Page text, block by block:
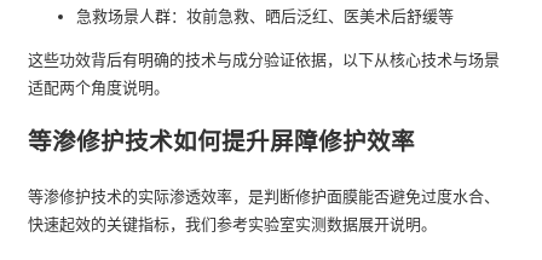
急救场景人群：妆前急救、晒后泛红、医美术后舒缓等
这些功效背后有明确的技术与成分验证依据，以下从核心技术与场景
适配两个角度说明。
等渗修护技术如何提升屏障修护效率
等渗修护技术的实际渗透效率，是判断修护面膜能否避免过度水合、
快速起效的关键指标，我们参考实验室实测数据展开说明。